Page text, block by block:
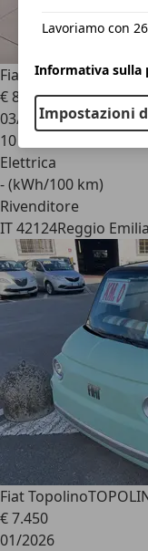
Fiat Topolino
€ 8.0001
03/2026
10 km
Elettrica
- (kWh/100 km)
Rivenditore
IT 42124Reggio
Fiat Topolino
€ 7.450
01/2026
Lavoriamo con
Informativa sulla
Impostazioni